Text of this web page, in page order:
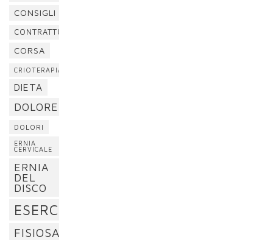
CONSIGLI
CONTRATTURA
CORSA
CRIOTERAPIA
DIETA
DOLORE
DOLORI
ERNIA
CERVICALE
ERNIA
DEL
DISCO
ESERCIZI
FISIOSAN